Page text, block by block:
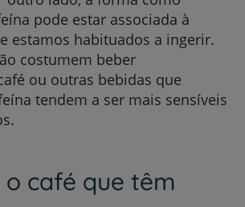
pode estar associada à
estamos habituados a ingerir.
costumem beber
ou outras bebidas que
tendem a ser mais sensíveis
o café que têm